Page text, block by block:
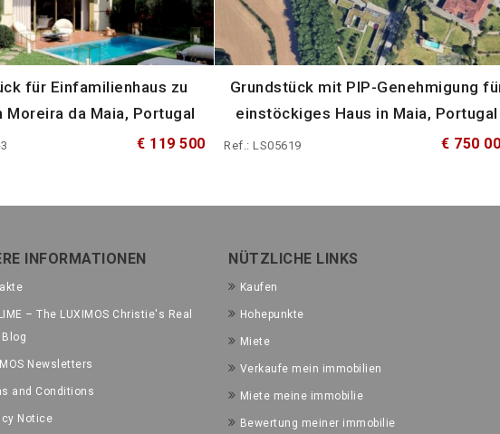
für Einfamilienhaus zu
Moreira da Maia, Portugal
€ 119 500
Grundstück mit PIP-Genehmigung
einstöckiges Haus in Maia, Portugal
Ref.: LS05619 € 750
INFORMATIONEN
– The LUXIMOS Christie's Real
Newsletters
and Conditions
Notice
NÜTZLICHE LINKS
Kaufen
Hohepunkte
Miete
Verkaufe mein immobilien
Miete meine immobilie
Bewertung meiner immobilie